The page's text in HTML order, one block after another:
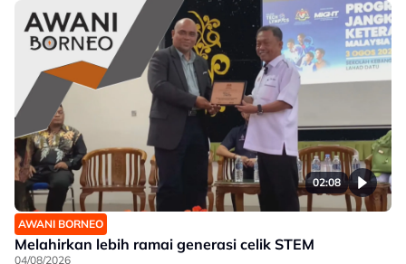
02:08
AWANI BORNEO
Melahirkan lebih ramai generasi celik STEM
04/08/2026